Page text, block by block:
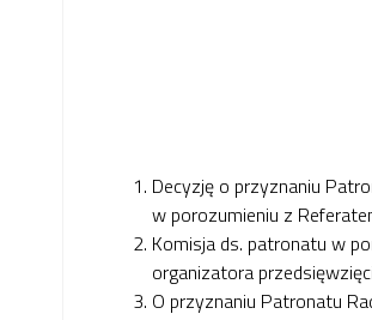
Decyzję o przyznaniu
w porozumieniu z
Komisja ds. patronatu w
organizatora
O przyznaniu Patronatu